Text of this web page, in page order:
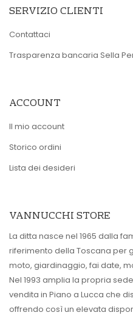
SERVIZIO CLIENTI
Contattaci
Trasparenza bancaria Sella
ACCOUNT
Il mio account
Storico ordini
Lista dei desideri
VANNUCCHI STORE
La ditta nasce nel 1965 dalla
riferimento della Toscana per
moto, giardinaggio, fai date,
Nel 1993 amplia la propria
vendita in Piano a Lucca che
offrendo così un elevata